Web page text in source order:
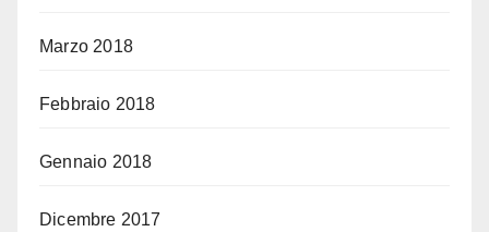
Marzo 2018
Febbraio 2018
Gennaio 2018
Dicembre 2017